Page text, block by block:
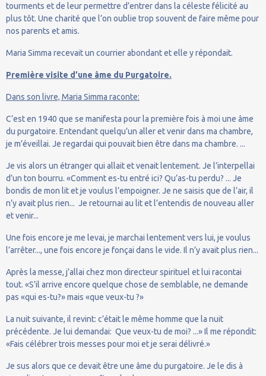
tourments et de leur permettre d’entrer dans la céleste félicité au
plus tôt. Une charité que l’on oublie trop souvent de faire même pour
nos parents et amis.
Maria Simma recevait un courrier abondant et elle y répondait.
Première visite d’une âme du Purgatoire.
Dans son livre, Maria Simma raconte:
C’est en 1940 que se manifesta pour la première fois à moi une âme
du purgatoire. Entendant quelqu’un aller et venir dans ma chambre,
je m’éveillai. Je regardai qui pouvait bien être dans ma chambre. ...
Je vis alors un étranger qui allait et venait lentement. Je l’interpellai
d’un ton bourru. «Comment es-tu entré ici? Qu’as-tu perdu? ... Je
bondis de mon lit et je voulus l’empoigner. Je ne saisis que de l’air, il
n’y avait plus rien... Je retournai au lit et l’entendis de nouveau aller
et venir...
Une fois encore je me levai, je marchai lentement vers lui, je voulus
l’arrêter..., une fois encore je fonçai dans le vide. Il n’y avait plus rien...
Après la messe, j’allai chez mon directeur spirituel et lui racontai
tout. «S’il arrive encore quelque chose de semblable, ne demande
pas «qui es-tu?» mais «que veux-tu ?»
La nuit suivante, il revint: c’était le même homme que la nuit
précédente. Je lui demandai: Que veux-tu de moi? ...» Il me répondit:
«Fais célébrer trois messes pour moi et je serai délivré.»
Je sus alors que ce devait être une âme du purgatoire. Je le dis à